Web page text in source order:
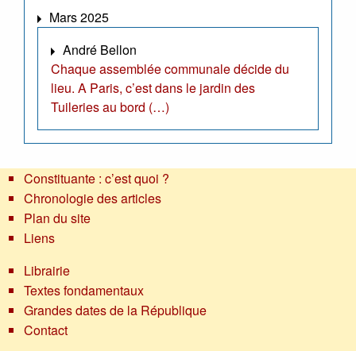
Mars 2025
André Bellon
Chaque assemblée communale décide du
lieu. A Paris, c’est dans le jardin des
Tuileries au bord (…)
Constituante : c’est quoi ?
Chronologie des articles
Plan du site
Liens
Librairie
Textes fondamentaux
Grandes dates de la République
Contact